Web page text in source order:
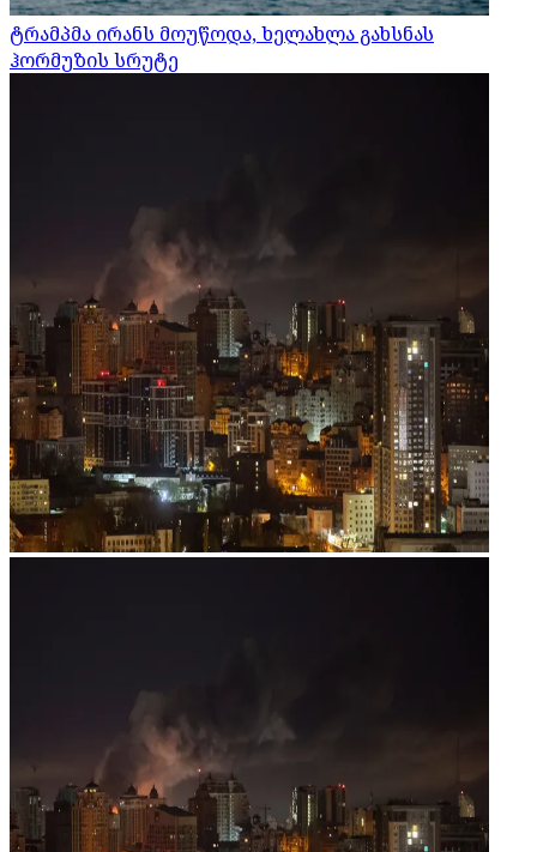
ტრამპმა ირანს მოუწოდა, ხელახლა გახსნას
ჰორმუზის სრუტე